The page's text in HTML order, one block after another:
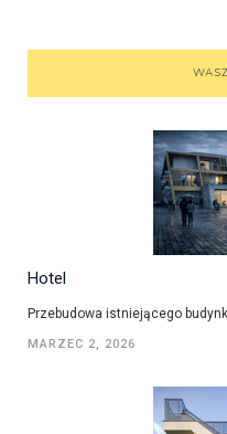
Hotel
Przebudowa istniejącego
MARZEC 2, 2026